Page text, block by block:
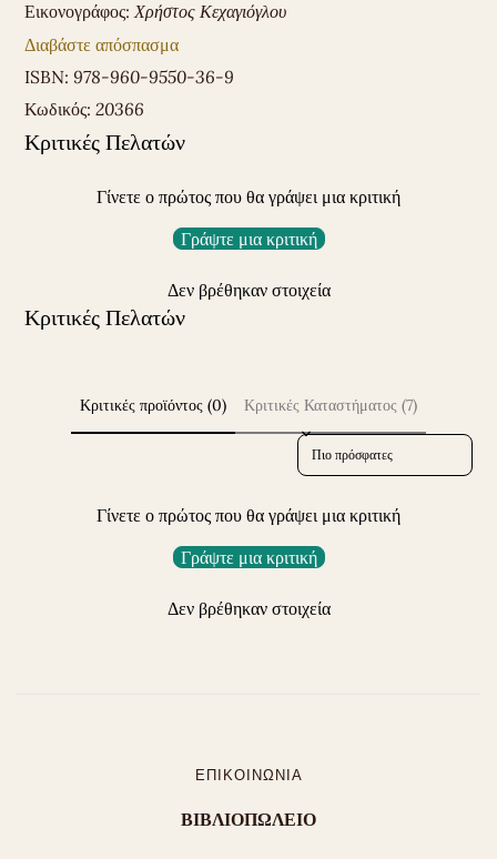
Εικονογράφος:Χρήστος Κεχαγιόγλου
Διαβάστε απόσπασμα
ISBN: 978-960-9550-36-9
Κωδικός: 20366
Κριτικές Πελατών
Γίνετε ο πρώτος που θα γράψει μια κριτική
Γράψτε μια κριτική
Δεν βρέθηκαν στοιχεία
Κριτικές Πελατών
Κριτικές προϊόντος (0) Κριτικές Καταστήματος (7)
Sort reviews by
Γίνετε ο πρώτος που θα γράψει μια κριτική
Γράψτε μια κριτική
Δεν βρέθηκαν στοιχεία
ΕΠΙΚΟΙΝΩΝΊΑ
ΒΙΒΛΙΟΠΩΛΕΙΟ